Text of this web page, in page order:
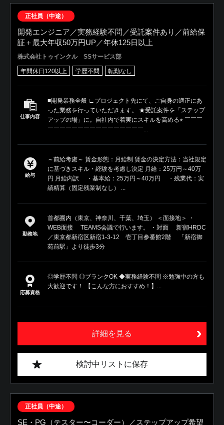
正社員（中途）
開発エンジニア／実務経験不問／受託案件あり／前給保
証＋最大年収50万円UP／年休125日以上
株式会社トゥインクル SSサービス部
年間休日120以上 学歴不問 転勤なし
仕事内容
■開発業務全般 ∟プロジェクト先にて、ご自身の適正にあ
った業務を行っていただきます。 ★受託案件を「ステップ
アップの場」に。自社内で着実にスキルを高める⭐︎ ￣￣￣
￣￣￣￣￣￣￣￣￣￣￣￣￣￣￣￣...
給与
～前給考慮～ 賃金形態：月給制 賃金の決定方法：当社規定
に基づきスキル・経験を考慮し決定 月給：25万円～40万
円 月給内訳 ・基本給：25万円～40万円 ・残業代：実
績精算（固定残業制なし） ...
勤務地
首都圏内（東京、神奈川、千葉、埼玉） ＜面接地＞ ・
WEB面接 TEAMS会議で行います。 ・対面 新宿HRDC
／東京都新宿区新宿1-3-12 壱丁目参番館2階 「新宿御
苑前駅」より徒歩3分
応募資格
◎学歴不問 ◎ブランクOK ◆実務経験不問 ※勉強中の方も
大歓迎です！ 【こんな方におすすめ！】...
詳細を見る
検討中リストに保存
正社員（中途）
SE・PG（テスター〜コーダー）／ステップアップ希望